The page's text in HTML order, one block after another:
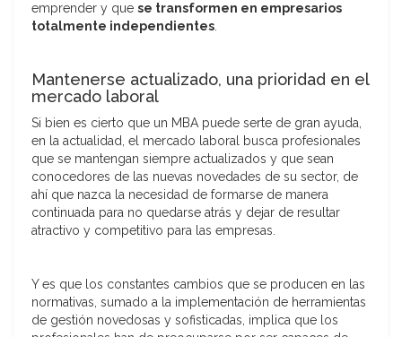
emprender y que se transformen en empresarios
totalmente independientes.
Mantenerse actualizado, una prioridad en el
mercado laboral
Si bien es cierto que un MBA puede serte de gran ayuda,
en la actualidad, el mercado laboral busca profesionales
que se mantengan siempre actualizados y que sean
conocedores de las nuevas novedades de su sector, de
ahí que nazca la necesidad de formarse de manera
continuada para no quedarse atrás y dejar de resultar
atractivo y competitivo para las empresas.
Y es que los constantes cambios que se producen en las
normativas, sumado a la implementación de herramientas
de gestión novedosas y sofisticadas, implica que los